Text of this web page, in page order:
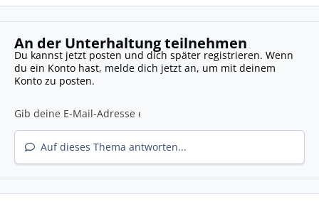
An der Unterhaltung teilnehmen
Du kannst jetzt posten und dich später registrieren. Wenn
du ein Konto hast, melde dich jetzt an, um mit deinem
Konto zu posten.
Auf dieses Thema antworten...